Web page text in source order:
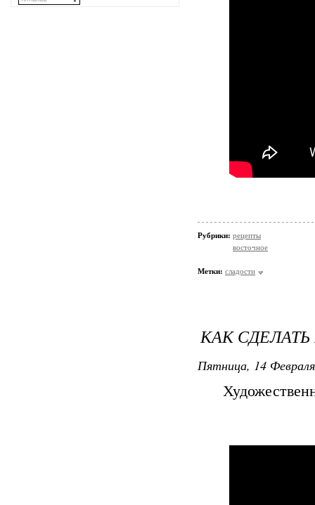
Рубрики: рецепты
восточное
Метки: сладости
КАК
Пятница, 14